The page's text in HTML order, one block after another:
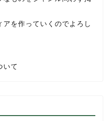
アを作っていくのでよろし
いて